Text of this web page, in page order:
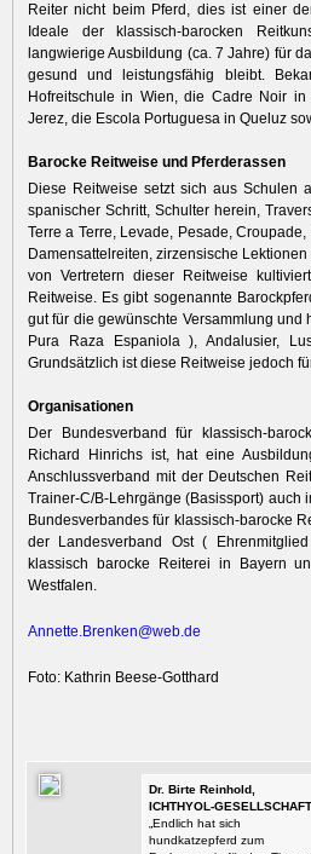
Reiter nicht beim Pferd, dies ist einer
Ideale der klassisch-barocken
langwierige Ausbildung (ca. 7 Jahre) für
gesund und leistungsfähig bleibt.
Hofreitschule in Wien, die Cadre Noir
Jerez, die Escola Portuguesa in Queluz
Barocke Reitweise und Pferderassen
Diese Reitweise setzt sich aus Schulen
spanischer Schritt, Schulter herein,
Terre a Terre, Levade, Pesade,
Damensattelreiten, zirzensische
von Vertretern dieser Reitweise
Reitweise. Es gibt sogenannte
gut für die gewünschte Versammlung und
Pura Raza Espaniola ), Andalusier,
Grundsätzlich ist diese Reitweise jedoch
Organisationen
Der Bundesverband für klassisch-
Richard Hinrichs ist, hat eine
Anschlussverband mit der Deutschen
Trainer-C/B-Lehrgänge (Basissport) auch
Bundesverbandes für klassisch-barocke
der Landesverband Ost (
klassisch barocke Reiterei in Bayern
Westfalen.
Annette.Brenken@web.de
Foto: Kathrin Beese-Gotthard
Dr. Birte Reinhold,
ICHTHYOL-GESELLSCHAFT
„Endlich hat sich
hundkatzepferd zum